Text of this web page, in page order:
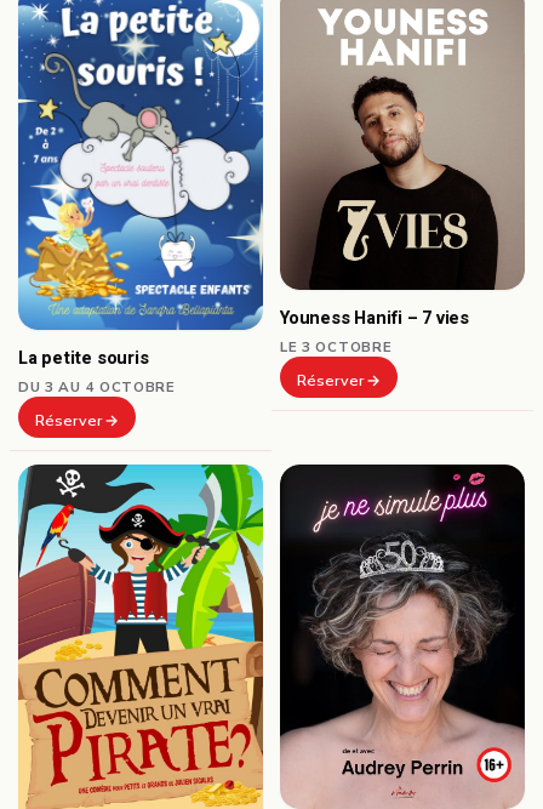
La petite souris
DU 3 AU 4 OCTOBRE
Réserver
Youness Hanifi – 7 vies
LE 3 OCTOBRE
Réserver